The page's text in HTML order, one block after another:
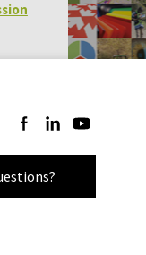
Suivez-nous sur
Suivez-nous sur
Suivez-nous